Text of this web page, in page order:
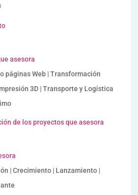
asesora
páginas Web | Transformación
3D | Transporte y Logística
de los proyectos que asesora
| Crecimiento | Lanzamiento |